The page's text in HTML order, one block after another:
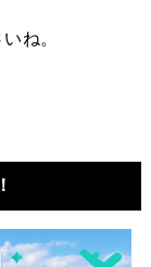
ね。